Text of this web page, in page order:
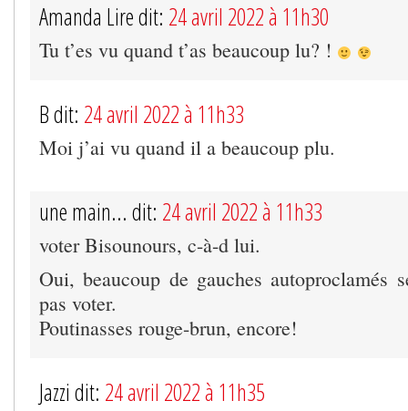
Amanda Lire dit: 24 avril 2022 à 11h30
Tu t’es vu quand t’as beaucoup lu? !
B dit: 24 avril 2022 à 11h33
Moi j’ai vu quand il a beaucoup plu.
une main... dit: 24 avril 2022 à 11h33
voter Bisounours, c-à-d lui.
Oui, beaucoup de gauches autoproclamés
pas voter.
Poutinasses rouge-brun, encore!
Jazzi dit: 24 avril 2022 à 11h35